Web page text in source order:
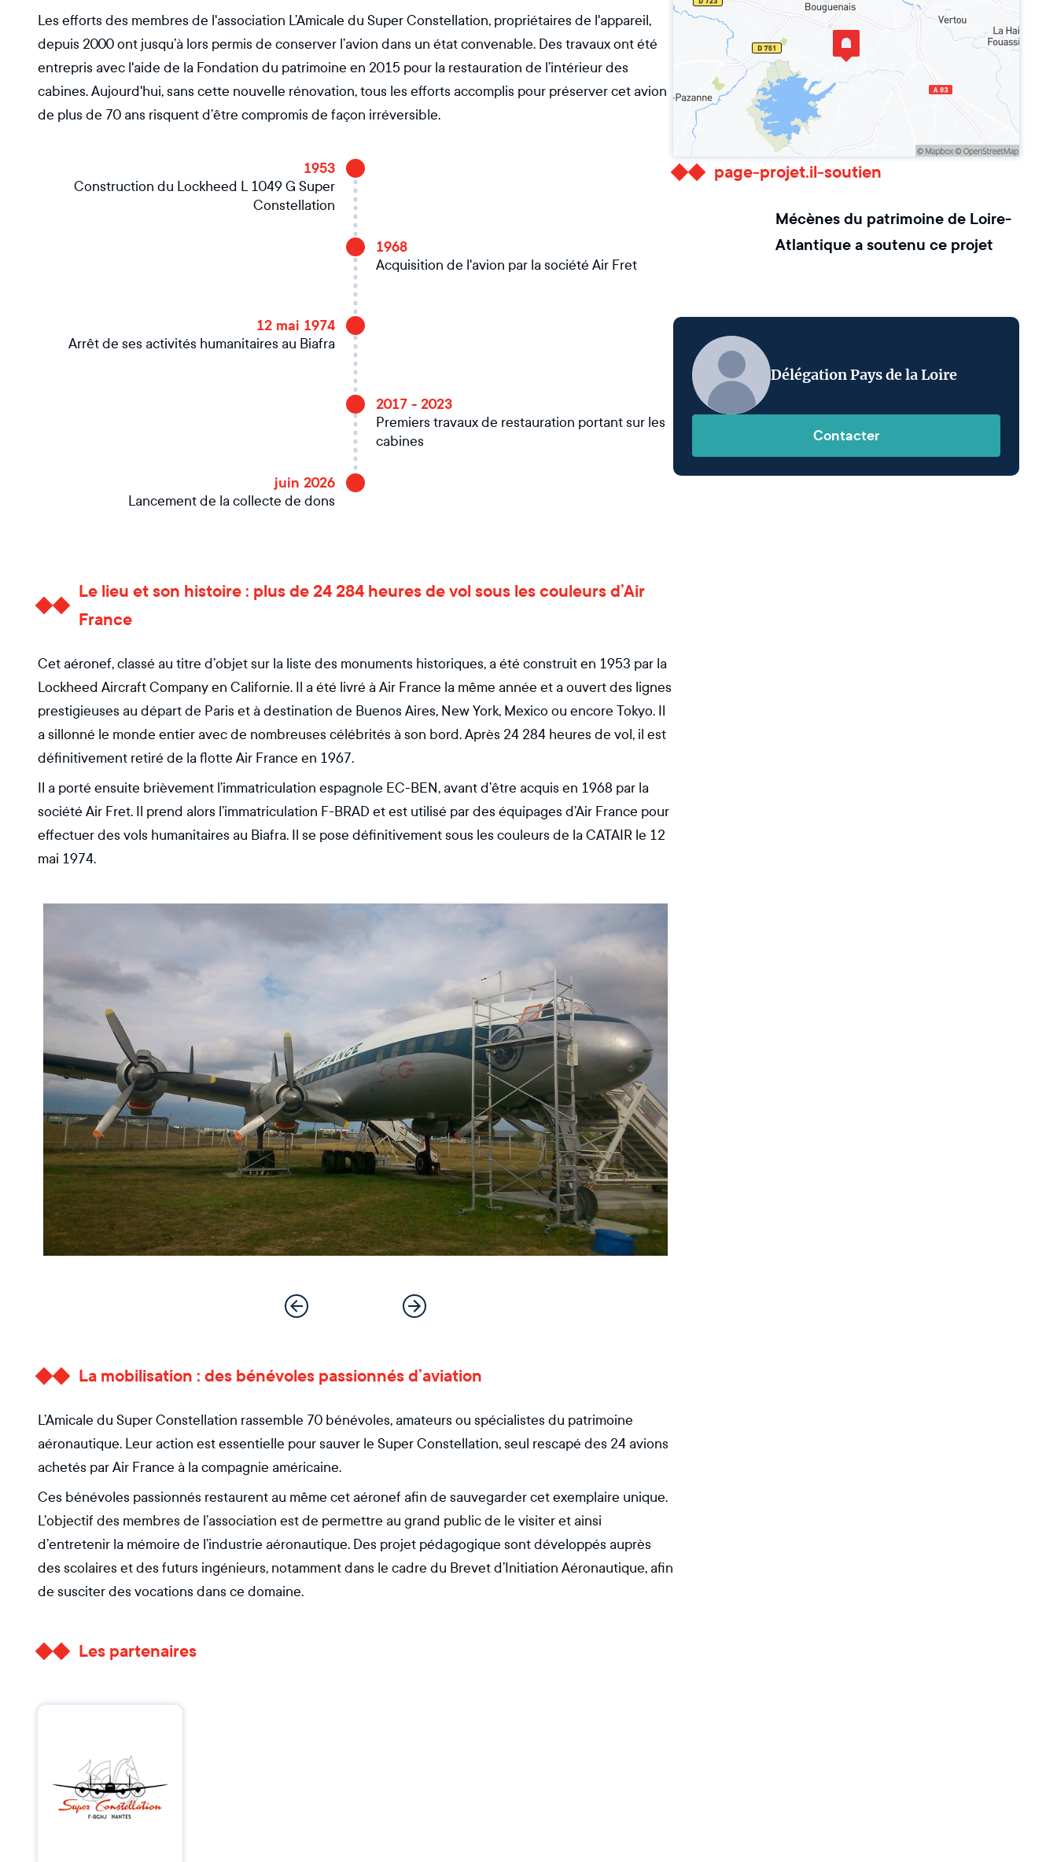
Les efforts des membres de l'association L’Amicale du Super Constellation, propriétaires de l'appareil,
depuis 2000 ont jusqu’à lors permis de conserver l’avion dans un état convenable. Des travaux ont été
entrepris avec l'aide de la Fondation du patrimoine en 2015 pour la restauration de l’intérieur des
cabines. Aujourd'hui, sans cette nouvelle rénovation, tous les efforts accomplis pour préserver cet avion
de plus de 70 ans risquent d’être compromis de façon irréversible.
1953
Construction du Lockheed L 1049 G Super
Constellation
1968
Acquisition de l'avion par la société Air Fret
12 mai 1974
Arrêt de ses activités humanitaires au Biafra
2017 - 2023
Premiers travaux de restauration portant sur les
cabines
juin 2026
Lancement de la collecte de dons
Le lieu et son histoire : plus de 24 284 heures de vol sous les couleurs d’Air
France
Cet aéronef, classé au titre d’objet sur la liste des monuments historiques, a été construit en 1953 par la
Lockheed Aircraft Company en Californie. Il a été livré à Air France la même année et a ouvert des lignes
prestigieuses au départ de Paris et à destination de Buenos Aires, New York, Mexico ou encore Tokyo. Il
a sillonné le monde entier avec de nombreuses célébrités à son bord. Après 24 284 heures de vol, il est
définitivement retiré de la flotte Air France en 1967.
Il a porté ensuite brièvement l’immatriculation espagnole EC-BEN, avant d’être acquis en 1968 par la
société Air Fret. Il prend alors l’immatriculation F-BRAD et est utilisé par des équipages d’Air France pour
effectuer des vols humanitaires au Biafra. Il se pose définitivement sous les couleurs de la CATAIR le 12
mai 1974.
La mobilisation : des bénévoles passionnés d’aviation
L’Amicale du Super Constellation rassemble 70 bénévoles, amateurs ou spécialistes du patrimoine
aéronautique. Leur action est essentielle pour sauver le Super Constellation, seul rescapé des 24 avions
achetés par Air France à la compagnie américaine.
Ces bénévoles passionnés restaurent au même cet aéronef afin de sauvegarder cet exemplaire unique.
L’objectif des membres de l’association est de permettre au grand public de le visiter et ainsi
d’entretenir la mémoire de l’industrie aéronautique. Des projet pédagogique sont développés auprès
des scolaires et des futurs ingénieurs, notamment dans le cadre du Brevet d’Initiation Aéronautique, afin
de susciter des vocations dans ce domaine.
Les partenaires
page-projet.il-soutien
Mécènes du patrimoine de Loire-
Atlantiquea soutenu ce projet
Délégation Pays de la Loire
Contacter